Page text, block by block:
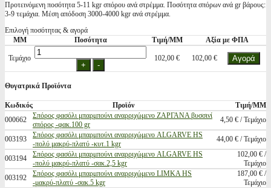
Προτεινόμενη ποσότητα 5-11 kgr σπόρου ανά στρέμμα. Ποσότητα σπόρων ανά gr βάρους:
3-9 τεμάχια. Μέση απόδοση 3000-4000 kgr ανά στρέμμα.
Επιλογή ποσότητας & αγορά
ΜΜ
Ποσότητα Τιμή/ΜΜ Αξία με ΦΠΑ
Τεμάχιο 102,00 € 102,00 €
Θυγατρικά Προϊόντα
Κωδικός Προϊόν
Τιμή/ΜΜ
000662
Σπόρος φασόλι μπαρμπούνι αναρριχώμενο ΖΑΡΓΑΝΑ βυσσινί
σπόρος -φακ.100 gr
4,50 € / Τεμάχιο
003193
Σπόρος φασόλι μπαρμπούνι αναρριχώμενο ALGARVE HS
-πολύ μακρύ-πλατύ -κυτ.1 kgr
44,00 € / Τεμάχιο
003194
Σπόρος φασόλι μπαρμπούνι αναρριχώμενο ALGARVE HS
-πολύ μακρύ-πλατύ -σακ.2,5 kgr
102,00 € /
Τεμάχιο
003192
Σπόρος φασόλι μπαρμπούνι αναρριχώμενο LIMKA HS
-μακρύ-πλατύ -σακ.5 kgr
187,00 € /
Τεμάχιο